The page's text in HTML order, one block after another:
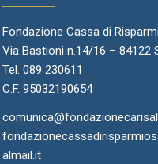
Fondazione Cassa di
Via Bastioni n.14/16 – 84122
Tel. 089 230611
C.F. 95032190654
almail.it